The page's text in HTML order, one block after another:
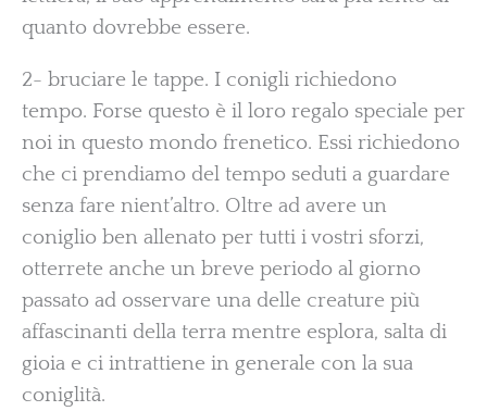
quanto dovrebbe essere.
2- bruciare le tappe. I conigli richiedono
tempo. Forse questo è il loro regalo speciale per
noi in questo mondo frenetico. Essi richiedono
che ci prendiamo del tempo seduti a guardare
senza fare nient’altro. Oltre ad avere un
coniglio ben allenato per tutti i vostri sforzi,
otterrete anche un breve periodo al giorno
passato ad osservare una delle creature più
affascinanti della terra mentre esplora, salta di
gioia e ci intrattiene in generale con la sua
coniglità.